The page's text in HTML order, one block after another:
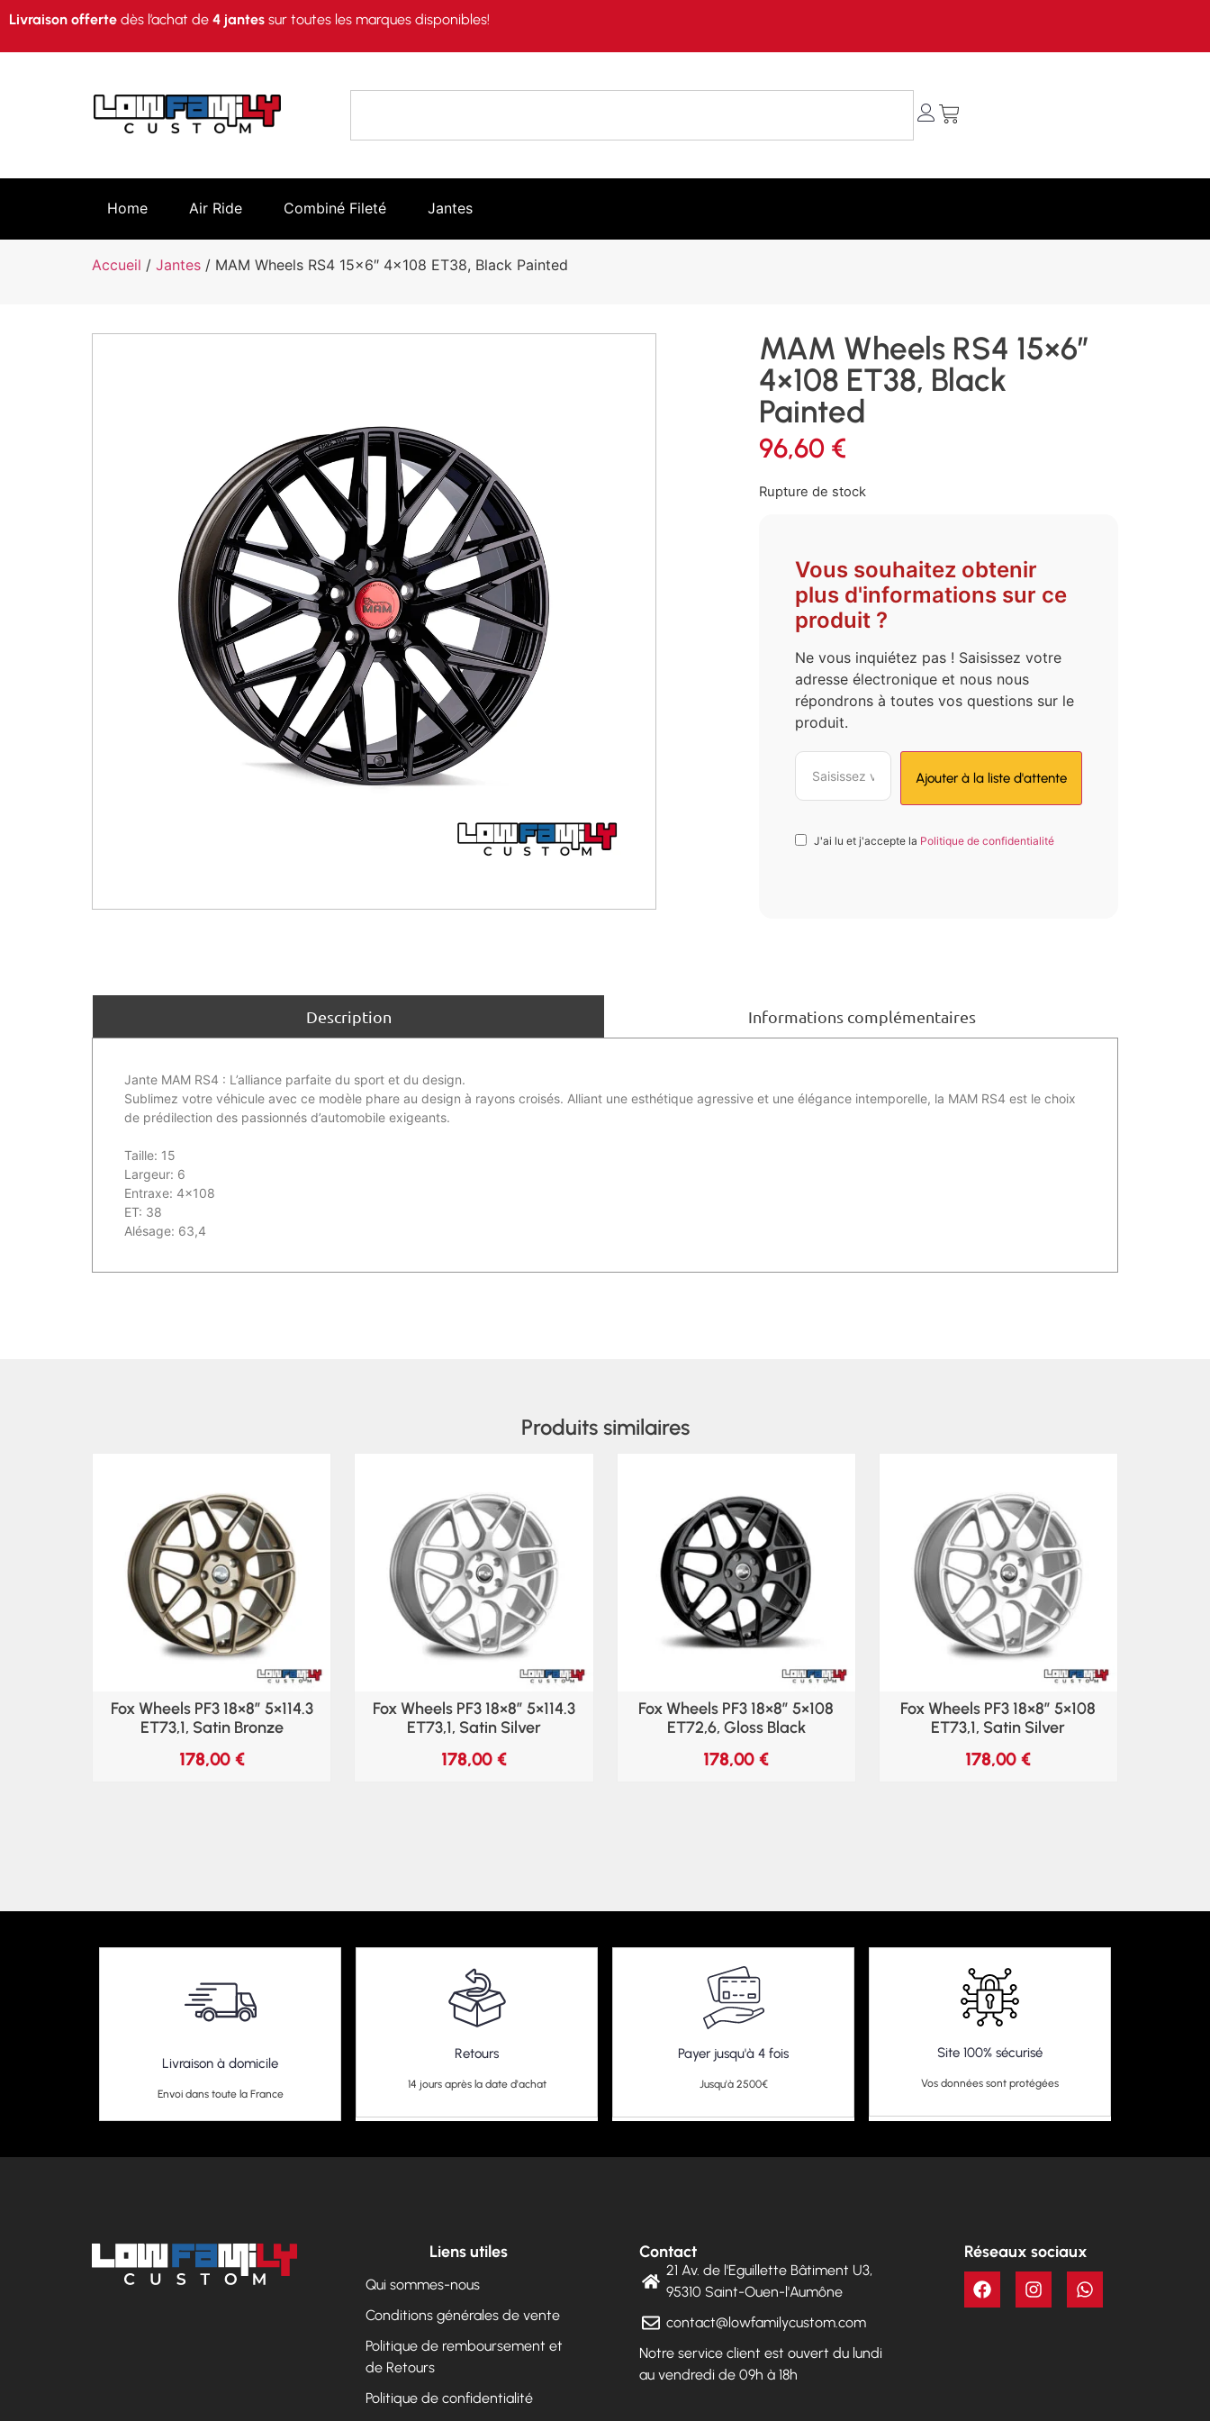
Livraison offerte dès l’achat de 4 jantes sur toutes les marques disponibles!
Home Air Ride Combiné Fileté Jantes
Accueil / Jantes / MAM Wheels RS4 15×6″ 4×108 ET38, Black Painted
MAM Wheels RS4 15×6″
4×108 ET38, Black
Painted
96,60 €
Rupture de stock
Vous souhaitez obtenir
plus d'informations sur ce
produit ?
Ne vous inquiétez pas ! Saisissez votre
adresse électronique et nous nous
répondrons à toutes vos questions sur le
produit.
J'ai lu et j'accepte la Politique de confidentialité
Description Informations complémentaires
Jante MAM RS4 : L’alliance parfaite du sport et du design.
Sublimez votre véhicule avec ce modèle phare au design à rayons croisés. Alliant une esthétique agressive et une élégance intemporelle, la MAM RS4 est le choix
de prédilection des passionnés d’automobile exigeants.
Taille: 15
Largeur: 6
Entraxe: 4×108
ET: 38
Alésage: 63,4
Produits similaires
Fox Wheels PF3 18×8″ 5×114.3
ET73,1, Satin Bronze
178,00 €
Fox Wheels PF3 18×8″ 5×114.3
ET73,1, Satin Silver
178,00 €
Fox Wheels PF3 18×8″ 5×108
ET72,6, Gloss Black
178,00€
Fox Wheels PF3 18×8″ 5×108
ET73,1, Satin Silver
178,00€
Livraison à domicile
Envoi dans toute la France
Retours
14 jours après la date d'achat
Payer jusqu'à 4 fois
Jusqu'à 2500€
Site 100% sécurisé
Vos données sont protégées
Liens utiles
Qui sommes-nous
Conditions générales de vente
Politique de remboursement et
de Retours
Politique de confidentialité
Contact
21 Av. de l'Eguillette Bâtiment U3,
95310 Saint-Ouen-l'Aumône
contact@lowfamilycustom.com
Notre service client est ouvert du lundi
au vendredi de 09h à 18h
Réseaux sociaux